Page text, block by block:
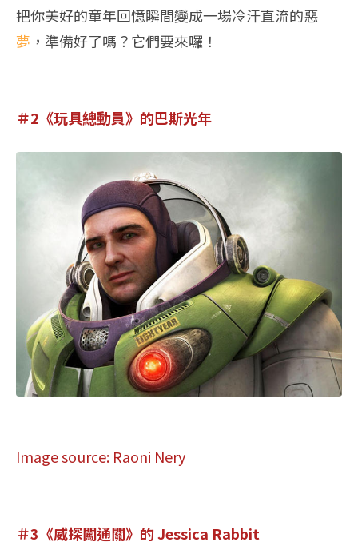
把你美好的童年回憶瞬間變成一場冷汗直流的惡
夢 ，準備好了嗎？它們要來囉！
＃2《玩具總動員》的巴斯光年
Image source: Raoni Nery
＃3《威探闖通關》的 Jessica Rabbit